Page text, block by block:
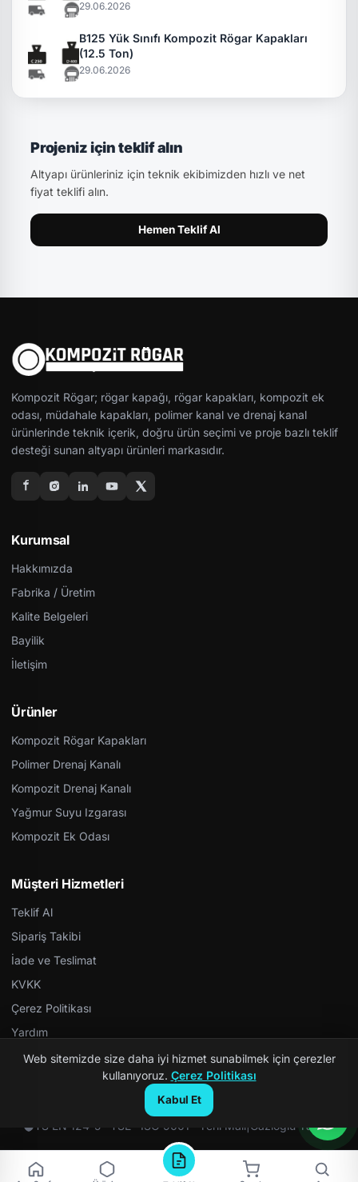
29.06.2026
B125 Yük Sınıfı Kompozit Rögar Kapakları
(12.5 Ton)
29.06.2026
Projeniz için teklif alın
Altyapı ürünleriniz için teknik ekibimizden hızlı ve net
fiyat teklifi alın.
Hemen Teklif Al
Kompozit Rögar; rögar kapağı, rögar kapakları, kompozit ek
odası, müdahale kapakları, polimer kanal ve drenaj kanal
ürünlerinde teknik içerik, doğru ürün seçimi ve proje bazlı teklif
desteği sunan altyapı ürünleri markasıdır.
Kurumsal
Hakkımızda
Fabrika / Üretim
Kalite Belgeleri
Bayilik
İletişim
Ürünler
Kompozit Rögar Kapakları
Polimer Drenaj Kanalı
Kompozit Drenaj Kanalı
Yağmur Suyu Izgarası
Kompozit Ek Odası
Müşteri Hizmetleri
Teklif Al
Sipariş Takibi
İade ve Teslimat
KVKK
Çerez Politikası
Yardım
© 2026 Kompozit Rögar. Tüm hakları saklıdır.
TS EN 124-5 · TSE · ISO 9001 · Yerli Malı|Gazioğlu Yazılım
Web sitemizde size daha iyi hizmet sunabilmek için çerezler
kullanıyoruz. Çerez Politikası
Kabul Et